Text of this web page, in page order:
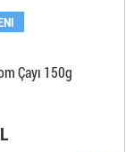
Çayı 150g